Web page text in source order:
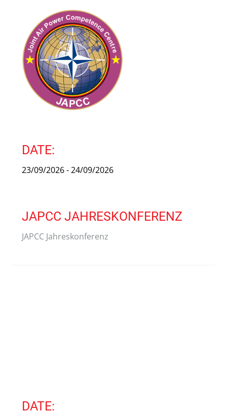
DATE:
23/09/2026 - 24/09/2026
JAPCC JAHRESKONFERENZ
JAPCC Jahreskonferenz
DATE: